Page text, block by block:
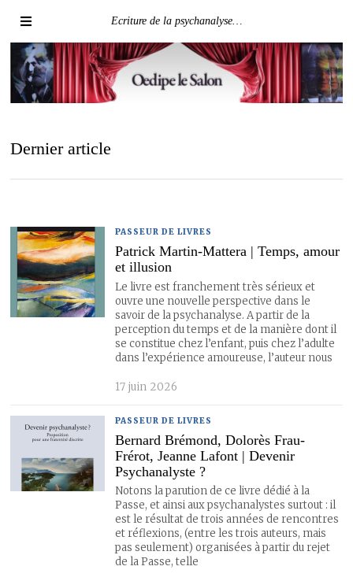
Ecriture de la psychanalyse…
Dernier article
PASSEUR DE LIVRES
Patrick Martin-Mattera | Temps, amour
et illusion
Le livre est franchement très sérieux et
ouvre une nouvelle perspective dans le
savoir de la psychanalyse. A partir de la
perception du temps et de la manière dont il
se constitue chez l’enfant, puis chez l’adulte
dans l’expérience amoureuse, l’auteur nous
17 juin 2026
PASSEUR DE LIVRES
Bernard Brémond, Dolorès Frau-
Frérot, Jeanne Lafont | Devenir
Psychanalyste ?
Notons la parution de ce livre dédié à la
Passe, et ainsi aux psychanalystes surtout : il
est le résultat de trois années de rencontres
et réflexions, (entre les trois auteurs, mais
pas seulement) organisées à partir du rejet
de la Passe, telle